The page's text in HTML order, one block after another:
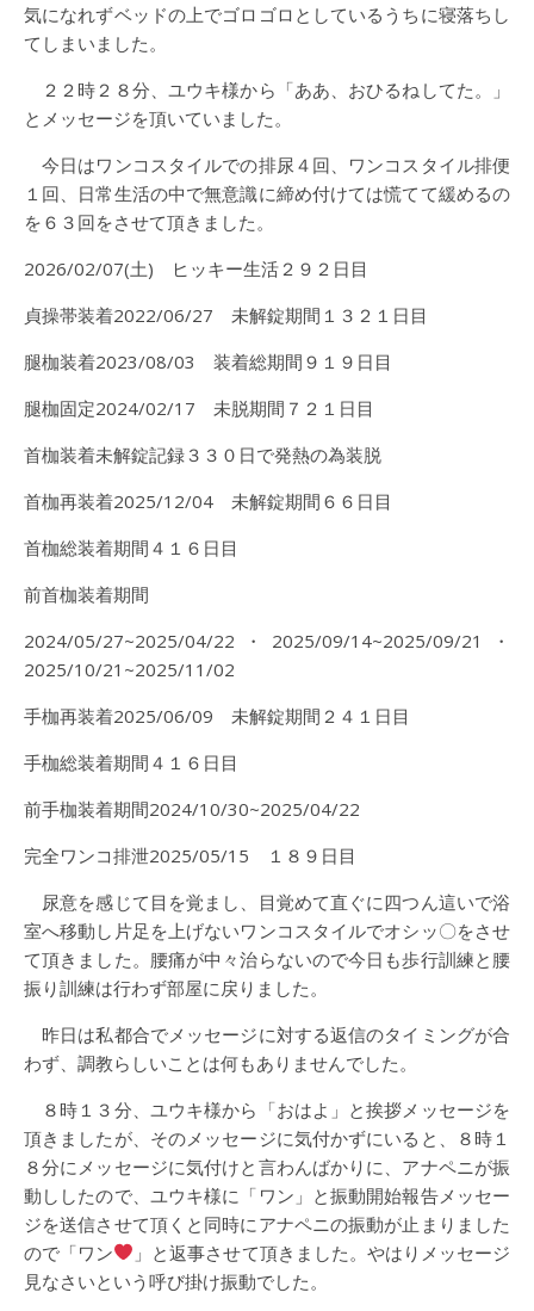
気になれずベッドの上でゴロゴロとしているうちに寝落ちし
てしまいました。
２２時２８分、ユウキ様から「ああ、おひるねしてた。」
とメッセージを頂いていました。
今日はワンコスタイルでの排尿４回、ワンコスタイル排便
１回、日常生活の中で無意識に締め付けては慌てて緩めるの
を６３回をさせて頂きました。
2026/02/07(土) ヒッキー生活２９２日目
貞操帯装着2022/06/27 未解錠期間１３２１日目
腿枷装着2023/08/03 装着総期間９１９日目
腿枷固定2024/02/17 未脱期間７２１日目
首枷装着未解錠記録３３０日で発熱の為装脱
首枷再装着2025/12/04 未解錠期間６６日目
首枷総装着期間４１６日目
前首枷装着期間
2024/05/27~2025/04/22・2025/09/14~2025/09/21・
2025/10/21~2025/11/02
手枷再装着2025/06/09 未解錠期間２４１日目
手枷総装着期間４１６日目
前手枷装着期間2024/10/30~2025/04/22
完全ワンコ排泄2025/05/15 １８９日目
尿意を感じて目を覚まし、目覚めて直ぐに四つん這いで浴
室へ移動し片足を上げないワンコスタイルでオシッ〇をさせ
て頂きました。腰痛が中々治らないので今日も歩行訓練と腰
振り訓練は行わず部屋に戻りました。
昨日は私都合でメッセージに対する返信のタイミングが合
わず、調教らしいことは何もありませんでした。
８時１３分、ユウキ様から「おはよ」と挨拶メッセージを
頂きましたが、そのメッセージに気付かずにいると、８時１
８分にメッセージに気付けと言わんばかりに、アナペニが振
動ししたので、ユウキ様に「ワン」と振動開始報告メッセー
ジを送信させて頂くと同時にアナペニの振動が止まりました
ので「ワン
」と返事させて頂きました。やはりメッセージ
見なさいという呼び掛け振動でした。